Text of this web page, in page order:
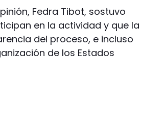
Fedra Tibot, sostuvo
en la actividad y que la
del proceso, e incluso
de los Estados